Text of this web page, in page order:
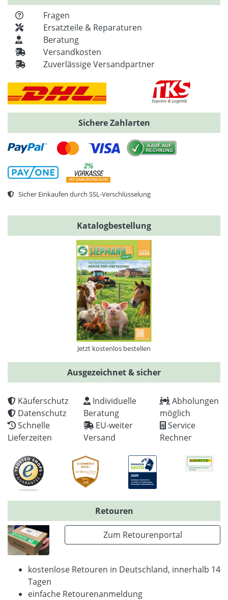
Fragen
Ersatzteile & Reparaturen
Beratung
Versandkosten
Zuverlässige Versandpartner
Sichere Zahlarten
Sicher Einkaufen durch SSL-Verschlüsselung
Katalogbestellung
Jetzt kostenlos bestellen
Ausgezeichnet & sicher
Käuferschutz
Datenschutz
Schnelle
Lieferzeiten
Individuelle
Beratung
EU-weiter
Versand
Abholungen
möglich
Service
Rechner
Retouren
Zum Retourenportal
kostenlose Retouren in Deutschland, innerhalb 14
Tagen
einfache Retourenanmeldung